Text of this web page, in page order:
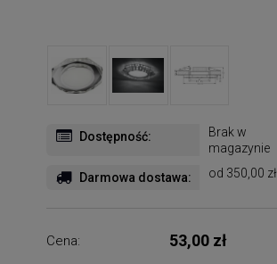
Dostępność:
Brak w
magazynie
Darmowa dostawa: od 350,00 zł
Cena: 53,00 zł